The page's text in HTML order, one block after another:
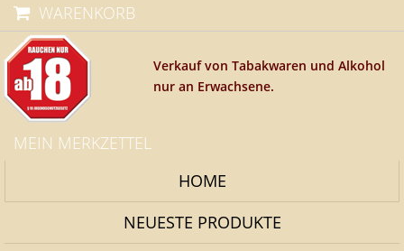
WARENKORB
Verkauf von Tabakwaren und Alkohol
nur an Erwachsene.
MEIN MERKZETTEL
HOME
NEUESTE PRODUKTE